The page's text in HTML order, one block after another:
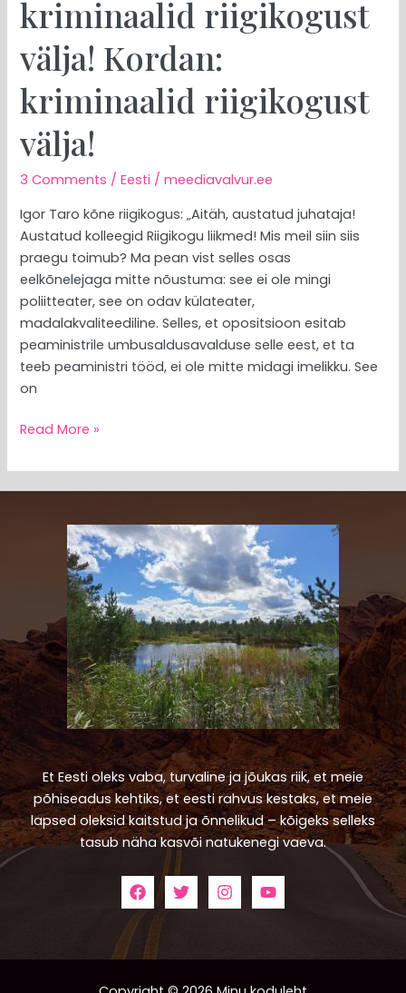
kriminaalid riigikogust
välja! Kordan:
kriminaalid riigikogust
välja!
3 Comments /Eesti /meediavalvur.ee
Igor Taro kõne riigikogus: „Aitäh, austatud juhataja!
Austatud kolleegid Riigikogu liikmed! Mis meil siin siis
praegu toimub? Ma pean vist selles osas
eelkõnelejaga mitte nõustuma: see ei ole mingi
poliitteater, see on odav külateater,
madalakvaliteediline. Selles, et opositsioon esitab
peaministrile umbusaldusavalduse selle eest, et ta
teeb peaministri tööd, ei ole mitte midagi imelikku. See
on
Read More »
Et Eesti oleks vaba, turvaline ja jõukas riik, et meie
põhiseadus kehtiks, et eesti rahvus kestaks, et meie
lapsed oleksid kaitstud ja õnnelikud – kõigeks selleks
tasub näha kasvõi natukenegi vaeva.